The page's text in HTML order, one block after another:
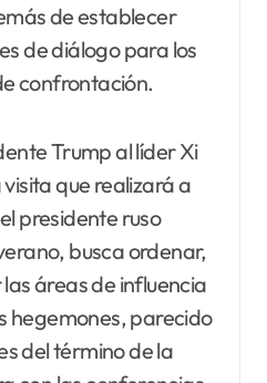
de establecer
de diálogo para los
confrontación.
Trump al líder Xi
que realizará a
presidente ruso
busca ordenar,
áreas de influencia
hegemones, parecido
del término de la